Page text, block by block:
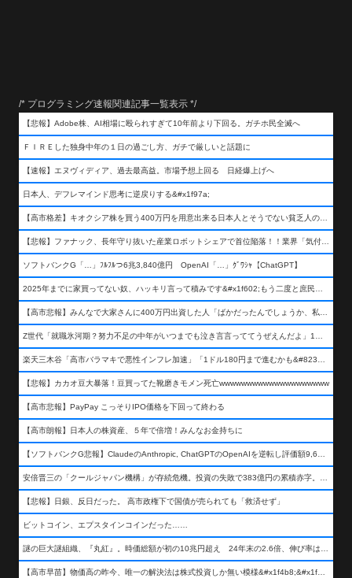
/* プログラミング速報関連記事一覧表示 */
【悲報】Adobe株、AI相場に殴られすぎて10年前より下回る。ガチホ民全滅へ
ＦＩＲＥした独身中年の１日の過ごし方、ガチで厳しいと話題に
【速報】エヌヴィディア、過去最高益。市場予想上回る 日経爆上げへ
日本人、デフレマインド思考に逆戻りする&#x1f97a;
ソフトバンクG「…」ﾌﾙﾌﾙつ6兆3,840億円 OpenAI「…」ｸﾞﾜｼｬ【ChatGPT】
【悲報】カカオ豆大暴落！豆買ってた靴磨きモメン死亡wwwwwwwwwwwwwwwwwwww
【高市悲報】PayPay こっそりIPO価格を下回って終わる
【高市朗報】日本人の株資産、５年で倍増！みんなお金持ちに
【悲報】日銀、反日だった。 高市政権下で国債が売られても「救済せず」
ビットコイン、エプスタインコインだった……